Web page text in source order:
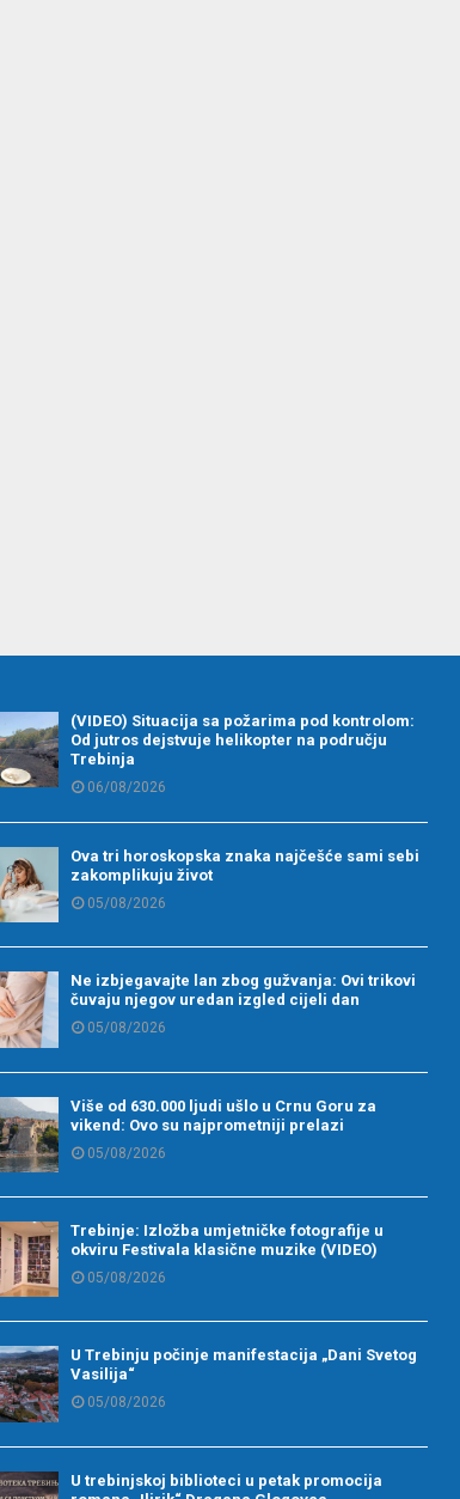
(VIDEO) Situacija sa požarima pod kontrolom:
Od jutros dejstvuje helikopter na području
Trebinja
06/08/2026
Ova tri horoskopska znaka najčešće sami sebi
zakomplikuju život
05/08/2026
Ne izbjegavajte lan zbog gužvanja: Ovi trikovi
čuvaju njegov uredan izgled cijeli dan
05/08/2026
Više od 630.000 ljudi ušlo u Crnu Goru za
vikend: Ovo su najprometniji prelazi
05/08/2026
Trebinje: Izložba umjetničke fotografije u
okviru Festivala klasične muzike (VIDEO)
05/08/2026
U Trebinju počinje manifestacija „Dani Svetog
Vasilija“
05/08/2026
U trebinjskoj biblioteci u petak promocija